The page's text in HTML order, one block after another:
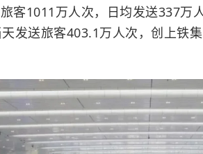
客1011万人次，日均发送337万
发送旅客403.1万人次，创上铁